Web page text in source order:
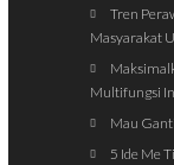
Tren
Masyarakat
Multifungsi
Mau
5 Ide Me